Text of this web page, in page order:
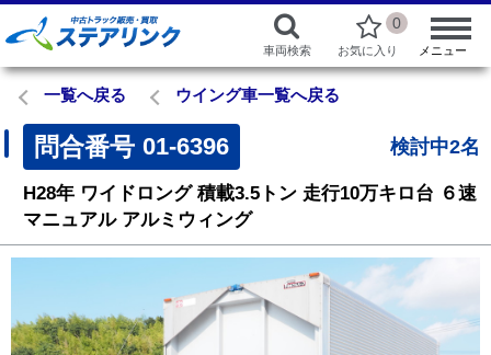
車両検索
0
お気に入り メニュー
一覧へ戻る ウイング車一覧へ戻る
問合番号 01-6396 検討中2名
H28年 ワイドロング 積載3.5トン 走行10万キロ台 ６速
マニュアル アルミウィング